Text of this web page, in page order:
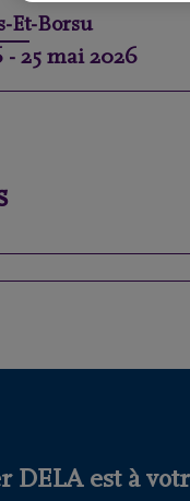
Et-Borsu
- 25 mai 2026
DELA est à